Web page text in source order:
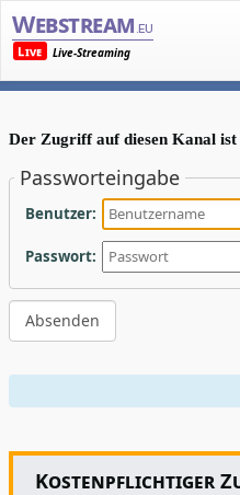
Webstream .eu
Live
Live-Streaming
Der Zugriff auf diesen Kanal
Passworteingabe
Benutzer:
Passwort:
Kostenpflichtiger